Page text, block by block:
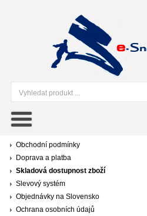
Obchodní podmínky
Doprava a platba
Skladová dostupnost zboží
Slevový systém
Objednávky na Slovensko
Ochrana osobních údajů